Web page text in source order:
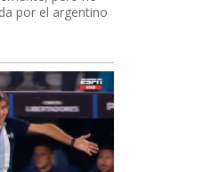
por el argentino